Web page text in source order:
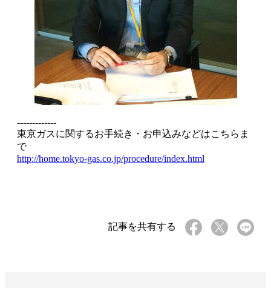
-------------
東京ガスに関するお手続き・お申込みなどはこちらま
で
http://home.tokyo-gas.co.jp/procedure/index.html
記事を共有する